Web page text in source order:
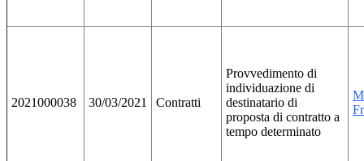
2021000038 30/03/2021 Contratti
Provvedimento di
individuazione di
destinatario di
proposta di contratto a
tempo determinato